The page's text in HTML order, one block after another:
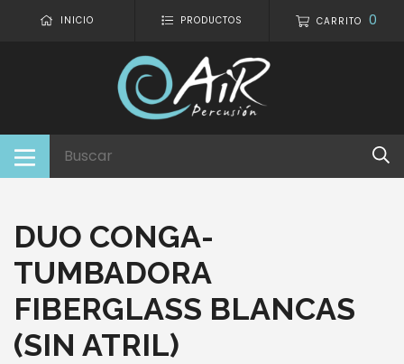
INICIO PRODUCTOS CARRITO 0
DUO CONGA-
TUMBADORA
FIBERGLASS BLANCAS
(SIN ATRIL)